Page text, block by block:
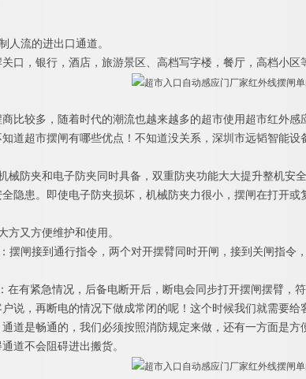
人流的进出口通道。
口，银行，酒店，旅游景区、 高档写字楼，餐厅，高档小区
比较多，随着时代的潮流也越来越多的超市使用超市红外
道超市摆闸有哪些优点！不知道没关系，深圳市远韬智能设
械防夹和电子防夹同时具备，双重防夹功能大大提升整机安
隐患。即使电子防夹损坏，机械防夹力很小，摆闸在打开或
大方又方便维护和使用。
摆闸接到通行指令，两个对开摆臂同时开闸，接到关闸指令
在有紧急情况，后备电断开后，断电会同步打开摆闸摆臂，
说，再断电的情况下做成常闭的呢！这个时候我们就需要
道是畅通的，我们必须按照消防规定来做，还有一方面是
道不会阻碍进出搬货。